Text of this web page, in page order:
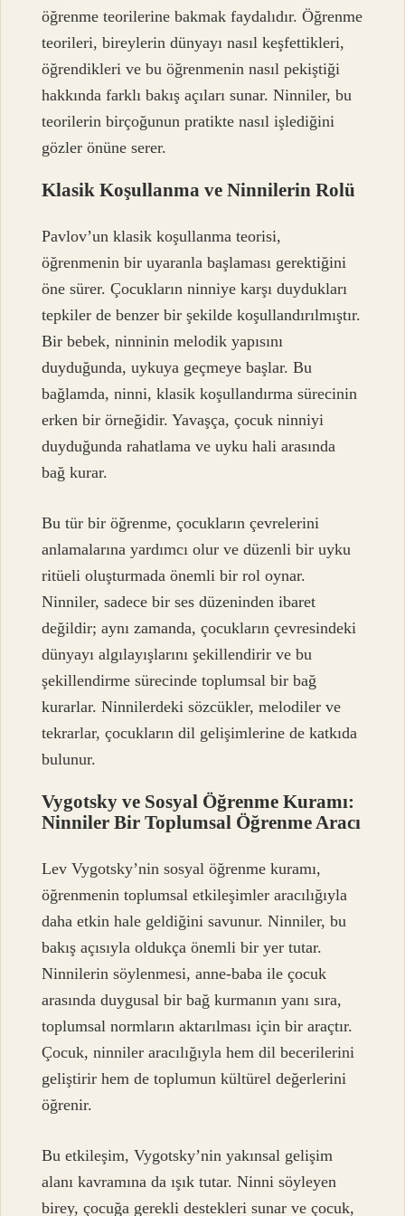
öğrenme teorilerine bakmak faydalıdır. Öğrenme
teorileri, bireylerin dünyayı nasıl keşfettikleri,
öğrendikleri ve bu öğrenmenin nasıl pekiştiği
hakkında farklı bakış açıları sunar. Ninniler, bu
teorilerin birçoğunun pratikte nasıl işlediğini
gözler önüne serer.
Klasik Koşullanma ve Ninnilerin Rolü
Pavlov’un klasik koşullanma teorisi,
öğrenmenin bir uyaranla başlaması gerektiğini
öne sürer. Çocukların ninniye karşı duydukları
tepkiler de benzer bir şekilde koşullandırılmıştır.
Bir bebek, ninninin melodik yapısını
duyduğunda, uykuya geçmeye başlar. Bu
bağlamda, ninni, klasik koşullandırma sürecinin
erken bir örneğidir. Yavaşça, çocuk ninniyi
duyduğunda rahatlama ve uyku hali arasında
bağ kurar.
Bu tür bir öğrenme, çocukların çevrelerini
anlamalarına yardımcı olur ve düzenli bir uyku
ritüeli oluşturmada önemli bir rol oynar.
Ninniler, sadece bir ses düzeninden ibaret
değildir; aynı zamanda, çocukların çevresindeki
dünyayı algılayışlarını şekillendirir ve bu
şekillendirme sürecinde toplumsal bir bağ
kurarlar. Ninnilerdeki sözcükler, melodiler ve
tekrarlar, çocukların dil gelişimlerine de katkıda
bulunur.
Vygotsky ve Sosyal Öğrenme Kuramı:
Ninniler Bir Toplumsal Öğrenme Aracı
Lev Vygotsky’nin sosyal öğrenme kuramı,
öğrenmenin toplumsal etkileşimler aracılığıyla
daha etkin hale geldiğini savunur. Ninniler, bu
bakış açısıyla oldukça önemli bir yer tutar.
Ninnilerin söylenmesi, anne-baba ile çocuk
arasında duygusal bir bağ kurmanın yanı sıra,
toplumsal normların aktarılması için bir araçtır.
Çocuk, ninniler aracılığıyla hem dil becerilerini
geliştirir hem de toplumun kültürel değerlerini
öğrenir.
Bu etkileşim, Vygotsky’nin yakınsal gelişim
alanı kavramına da ışık tutar. Ninni söyleyen
birey, çocuğa gerekli destekleri sunar ve çocuk,